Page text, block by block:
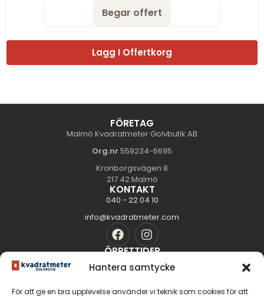
Hantera samtycke
För att ge en bra upplevelse använder vi teknik som cookies för att
Begar offert
Lagg I Offertkorg
FÖRETAG
Malmö Kvadratmeter Golvbutik AB
Org.nr 559234-6695
Kronborgsvägen 8
217 42 Malmö
KONTAKT
040 - 22 04 10
info@kvadratmeter.com
ÖPPETTIDER
Mån-Tors: 10.00 - 18.00